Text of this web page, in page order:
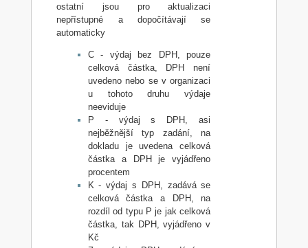
ostatní jsou pro aktualizaci
nepřístupné a dopočítávají se
automaticky
C - výdaj bez DPH, pouze
celková částka, DPH není
uvedeno nebo se v organizaci
u tohoto druhu výdaje
neeviduje
P - výdaj s DPH, asi
nejběžnější typ zadání, na
dokladu je uvedena celková
částka a DPH je vyjádřeno
procentem
K - výdaj s DPH, zadává se
celková částka a DPH, na
rozdíl od typu P je jak celková
částka, tak DPH, vyjádřeno v
Kč